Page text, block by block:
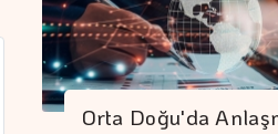
Orta Doğu'da